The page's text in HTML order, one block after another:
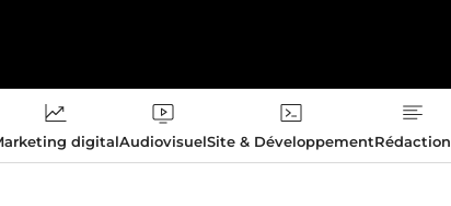
digitalAudiovisuelSite & DéveloppementRédaction